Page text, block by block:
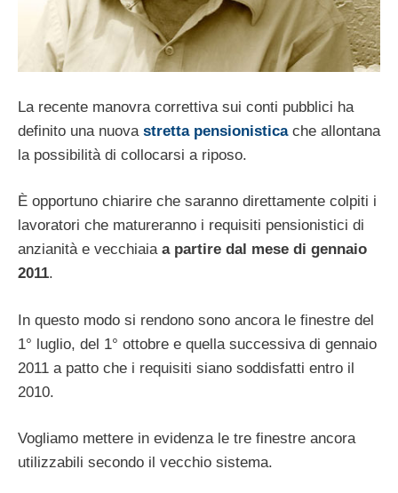
La recente manovra correttiva sui conti pubblici ha
definito una nuova stretta pensionisticache allontana
la possibilità di collocarsi a riposo.
È opportuno chiarire che saranno direttamente colpiti i
lavoratori che matureranno i requisiti pensionistici di
anzianità e vecchiaia a partire dal mese di gennaio
2011.
In questo modo si rendono sono ancora le finestre del
1° luglio, del 1° ottobre e quella successiva di gennaio
2011 a patto che i requisiti siano soddisfatti entro il
2010.
Vogliamo mettere in evidenza le tre finestre ancora
utilizzabili secondo il vecchio sistema.